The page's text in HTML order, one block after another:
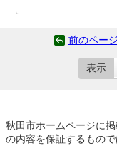
前のペー
表示
秋田市ホームページに
の内容を保証するもので